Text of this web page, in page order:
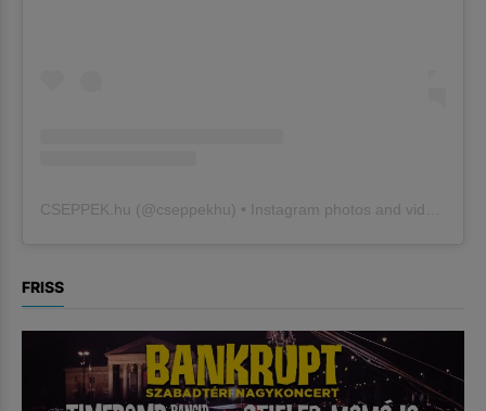
CSEPPEK.hu (@cseppekhu ) • Instagram photos and videos
FRISS